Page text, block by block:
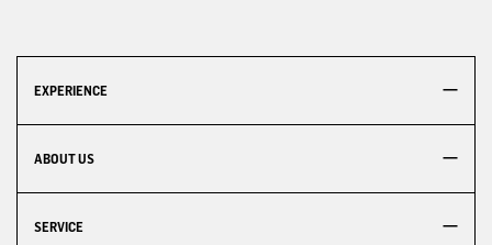
EXPERIENCE
ABOUT US
SERVICE